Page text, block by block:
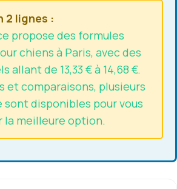
2 lignes :
propose des formules
chiens à Paris, avec des
allant de 13,33 € à 14,68 €.
et comparaisons, plusieurs
sont disponibles pour vous
la meilleure option.